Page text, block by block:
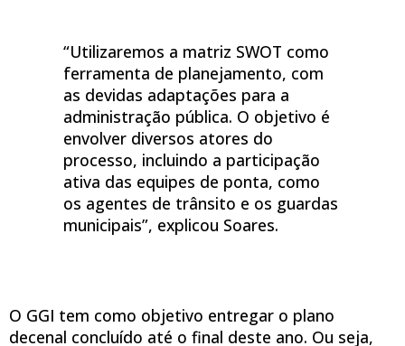
“Utilizaremos a matriz SWOT como
ferramenta de planejamento, com
as devidas adaptações para a
administração pública. O objetivo é
envolver diversos atores do
processo, incluindo a participação
ativa das equipes de ponta, como
os agentes de trânsito e os guardas
municipais”, explicou Soares.
O GGI tem como objetivo entregar o plano
decenal concluído até o final deste ano. Ou seja,